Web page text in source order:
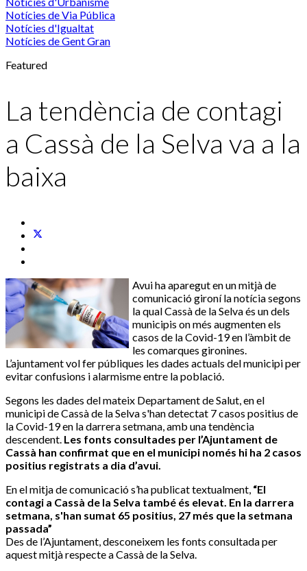
Notícies de Via Pública
Notícies d'Igualtat
Notícies de Gent Gran
Featured
La tendència de contagi
a Cassà de la Selva va a la
baixa
Avui ha aparegut en un mitjà de
comunicació gironí la notícia segons
la qual Cassà de la Selva és un dels
municipis on més augmenten els
casos de la Covid-19 en l’àmbit de
les comarques gironines.
L’ajuntament vol fer públiques les dades actuals del municipi per
evitar confusions i alarmisme entre la població.
Segons les dades del mateix Departament de Salut, en el
municipi de Cassà de la Selva s'han detectat 7 casos positius de
la Covid-19 en la darrera setmana, amb una tendència
descendent. Les fonts consultades per l’Ajuntament de
Cassà han confirmat que en el municipi només hi ha 2 casos
positius registrats a dia d’avui.
En el mitja de comunicació s’ha publicat textualment, “El
contagi a Cassà de la Selva també és elevat. En la darrera
setmana, s'han sumat 65 positius, 27 més que la setmana
passada”
Des de l’Ajuntament, desconeixem les fonts consultada per
aquest mitjà respecte a Cassà de la Selva.